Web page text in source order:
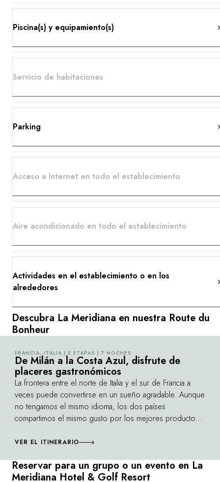
Piscina(s) y equipamiento(s)
Servicio de habitaciones
Parking
Acceso a Internet en todo el establecimiento
Aire acondicionado en todo el establecimiento
Actividades en el establecimiento o en los
alrededores
Descubra La Meridiana en nuestra Route du
Bonheur
FRANCIA, ITALIA | 5 ETAPAS | 7 NOCHES
De Milán a la Costa Azul, disfrute de
placeres gastronómicos
La frontera entre el norte de Italia y el sur de Francia a
veces puede convertirse en un sueño agradable. Aunque
no tengamos el mismo idioma, los dos países
compartimos el mismo gusto por los mejores productos.
progresivamente entre viñedos y campos de olivos,
degustación, concebida para todos los aficionados a la
gastronomía y los hedonistas, amantes de las trufas, de
VER EL ITINERARIO
Reservar para un grupo o un evento en La
Meridiana Hotel & Golf Resort